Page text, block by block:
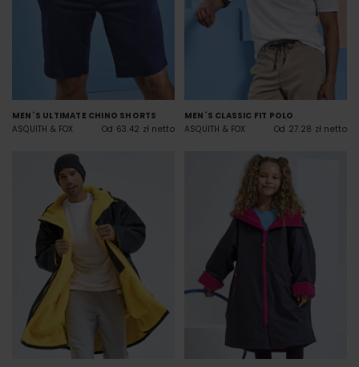
MEN´S ULTIMATE CHINO SHORTS
ASQUITH & FOX
Od 63.42 zł netto
MEN´S CLASSIC FIT POLO
ASQUITH & FOX
Od 27.28 zł netto